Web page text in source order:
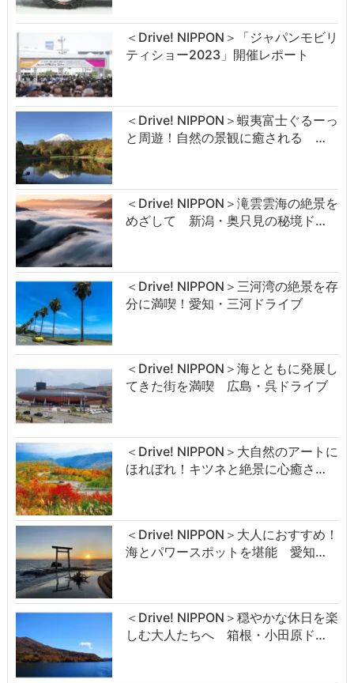
＜Drive! NIPPON＞「ジャパンモビリ
ティショー2023」開催レポート
＜Drive! NIPPON＞蝦夷富士ぐるーっ
と周遊！自然の景観に癒される …
＜Drive! NIPPON＞滝雲雲海の絶景を
めざして 新潟・奥只見の秘境ド…
＜Drive! NIPPON＞三河湾の絶景を存
分に満喫！愛知・三河ドライブ
＜Drive! NIPPON＞海とともに発展し
てきた街を満喫 広島・呉ドライブ
＜Drive! NIPPON＞大自然のアートに
ほれぼれ！キツネと絶景に心癒さ…
＜Drive! NIPPON＞大人におすすめ！
海とパワースポットを堪能 愛知…
＜Drive! NIPPON＞穏やかな休日を楽
しむ大人たちへ 箱根・小田原ド…